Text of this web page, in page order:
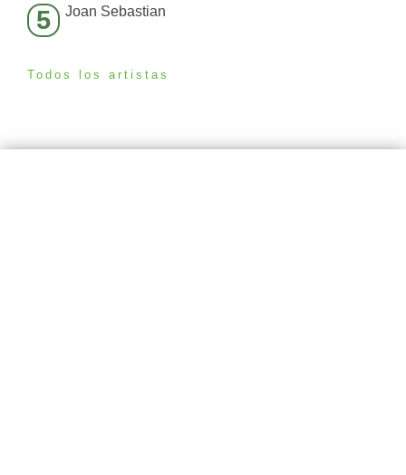
5 Joan Sebastian
Todos los artistas